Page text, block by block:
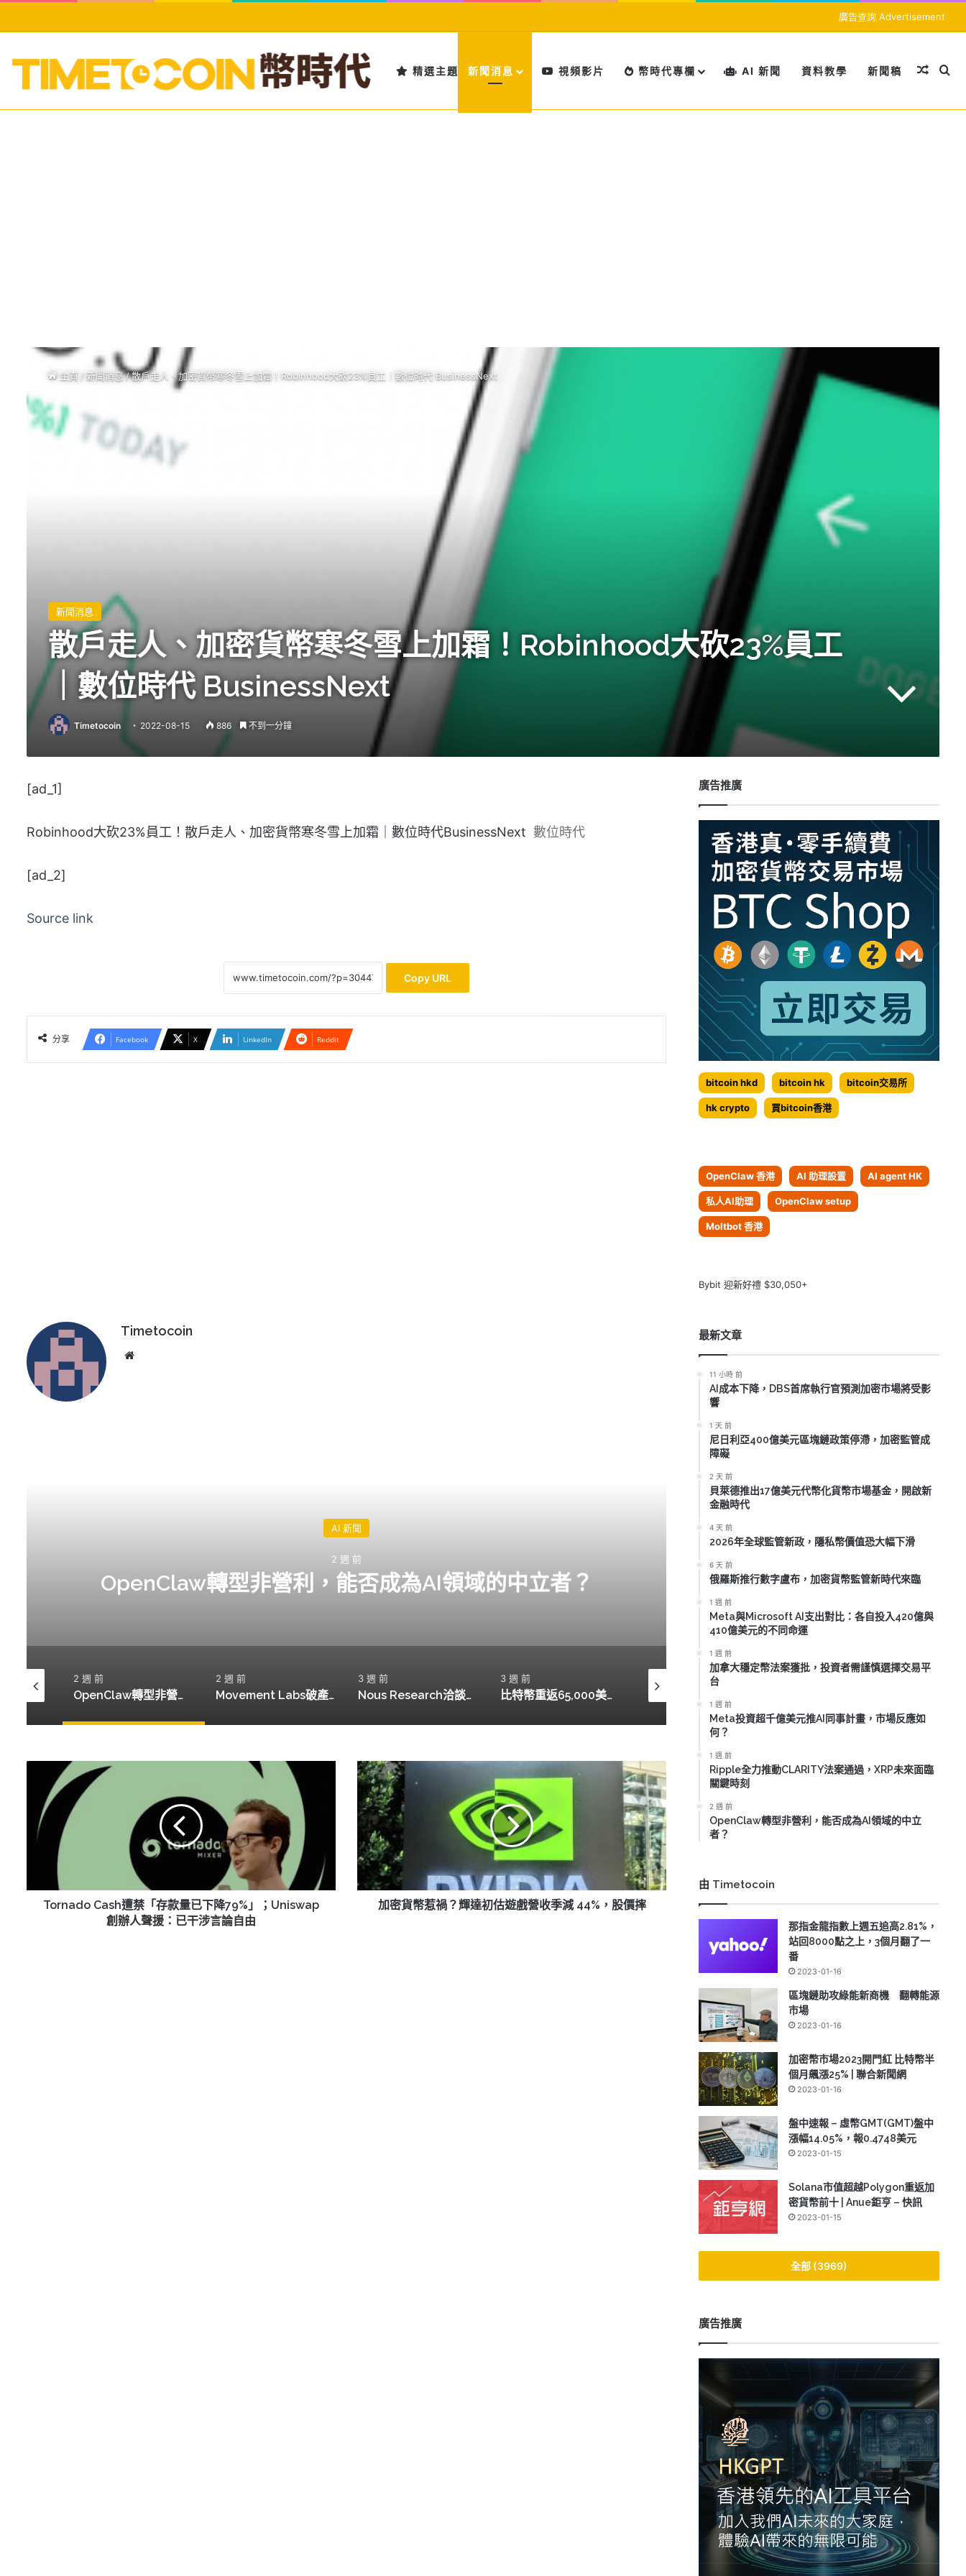
廣告查詢 Advertisement
精選主題 新聞消息 視頻影片 幣時代專欄 AI 新聞 資料教學 新聞稿 隨機文
搜
主頁 /新聞消息/散戶走人、加密貨幣寒冬雪上加霜！Robinhood大砍23%員工｜數位時代 BusinessNext
新聞消息
散戶走人、加密貨幣寒冬雪上加霜！Robinhood大砍23%員工
｜數位時代 BusinessNext
Timetocoin 2022-08-15 886 不到一分鐘
[ad_1]
Robinhood大砍23%員工！散戶走人、加密貨幣寒冬雪上加霜｜數位時代BusinessNext 數位時代
[ad_2]
Source link
Copy URL
分享 Facebook X LinkedIn Reddit
Timetocoin
AI 新聞
2 週 前
OpenClaw轉型非營利，能否成為AI領域的中立者？
Movement Labs破產申請
貝萊德推出17億美元代幣化貨幣市場基金，開啟新金融時代
2 週 前
OpenClaw轉型非營利，能否成為AI領域的中立者？
2 週 前
Movement Labs破產申請，MOVE代幣暴跌94%引發市場擔憂
3 週 前
Nous Research洽談新融資，目標估值15億美元
3 週 前
比特幣重返65,000美元，機構動向引發市場關注
「存
下
Tornado Cash遭禁「存款量已下降79%」；Uniswap
創辦人聲援：已干涉言論自由
加
密
貨
幣
惹
禍？
輝
初
加密貨幣惹禍？輝達初估遊戲營收季減 44%，股價摔
廣告推廣
bitcoin hkd bitcoin hk bitcoin交易所
hk crypto 買bitcoin香港
OpenClaw 香港 AI 助理設置 AI agent HK
私人AI助理 OpenClaw setup
Moltbot 香港
Bybit 迎新好禮 $30,050+
最新文章
11 小時 前
AI成本下降，DBS首席執行官預測加密市場將受影
響
1 天 前
尼日利亞400億美元區塊鏈政策停滯，加密監管成
障礙
2 天 前
貝萊德推出17億美元代幣化貨幣市場基金，開啟新
金融時代
4 天 前
2026年全球監管新政，隱私幣價值恐大幅下滑
6 天 前
俄羅斯推行數字盧布，加密貨幣監管新時代來臨
1 週 前
Meta與Microsoft AI支出對比：各自投入420億與
410億美元的不同命運
1 週 前
加拿大穩定幣法案獲批，投資者需謹慎選擇交易平
台
1 週 前
Meta投資超千億美元推AI同事計畫，市場反應如
何？
1 週 前
Ripple全力推動CLARITY法案通過，XRP未來面臨
關鍵時刻
2 週 前
OpenClaw轉型非營利，能否成為AI領域的中立
者？
由 Timetocoin
那指金龍指數上週五追高2.81%，
站回8000點之上，3個月翻了一
番
2023-01-16
區塊鏈助攻綠能新商機 翻轉能源
市場
2023-01-16
加密幣市場2023開門紅 比特幣半
個月飆漲25% | 聯合新聞網
2023-01-16
盤中速報 – 虛幣GMT(GMT)盤中
漲幅14.05%，報0.4748美元
2023-01-15
Solana市值超越Polygon重返加
密貨幣前十 | Anue鉅亨 – 快訊
2023-01-15
全部 (3969)
廣告推廣